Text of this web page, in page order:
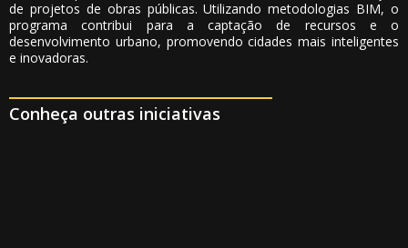
de projetos de obras públicas. Utilizando metodologias BIM, o
programa contribui para a captação de recursos e o
desenvolvimento urbano, promovendo cidades mais inteligentes
e inovadoras.
Conheça outras iniciativas